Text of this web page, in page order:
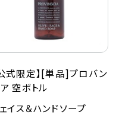
式限定】[単品]プロバン
空ボトル
イス＆ハンドソープ